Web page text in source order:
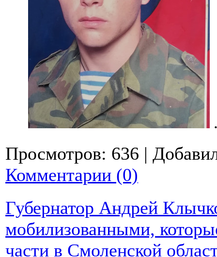
Просмотров: 636 |
Комментарии (0)
Губернатор Андрей
мобилизованными,
части в Смоленской